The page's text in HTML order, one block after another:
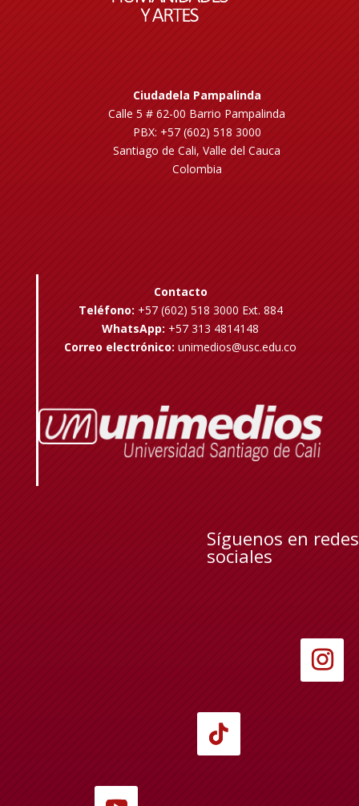
Ciudadela Pampalinda
Calle 5 # 62-00 Barrio Pampalinda
PBX: +57 (602) 518 3000
Santiago de Cali, Valle del Cauca
Colombia
Contacto
Teléfono: +57 (602) 518 3000 Ext. 884
WhatsApp: +57 313 4814148
Correo electrónico: unimedios@usc.edu.co
Síguenos en redes
sociales